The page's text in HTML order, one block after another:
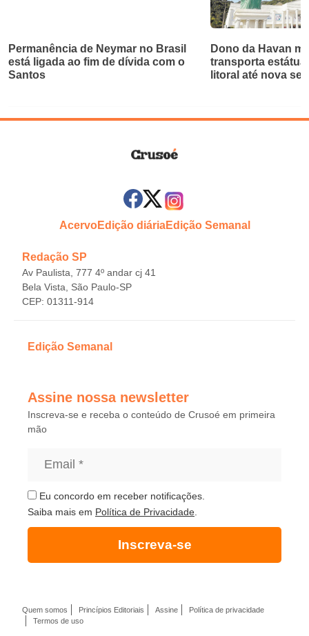
Permanência de Neymar no Brasil
está ligada ao fim de dívida com o
Santos
Dono da Havan
transporta
litoral até nova
AcervoEdição diáriaEdição Semanal
Redação SP
Av Paulista, 777 4º andar cj 41
Bela Vista, São Paulo-SP
CEP: 01311-914
Edição Semanal
Assine nossa newsletter
Inscreva-se e receba o conteúdo de Crusoé em primeira
mão
Eu concordo em receber notificações.
Saiba mais em Política de Privacidade
Inscreva-se
Quem somos Princípios Editoriais Assine
Política de privacidade
Termos de uso